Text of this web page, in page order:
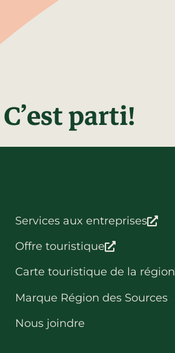
parti!
Services aux entreprises
Offre touristique
Carte touristique de la région
Marque Région des Sources
Nous joindre